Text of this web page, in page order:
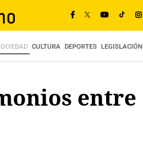
CULTURA DEPORTES LEGISLACIÓN
entre